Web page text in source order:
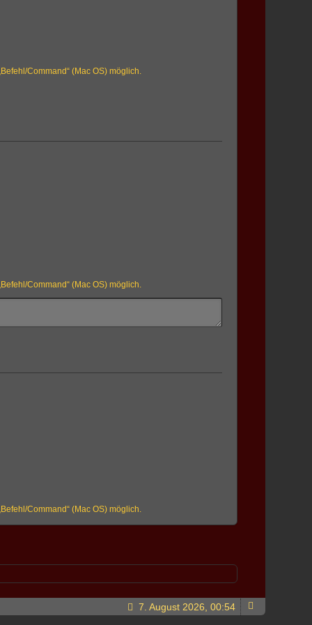
Command“ (Mac OS) möglich.
Command“ (Mac OS) möglich.
Command“ (Mac OS) möglich.
7. August 2026, 00:54